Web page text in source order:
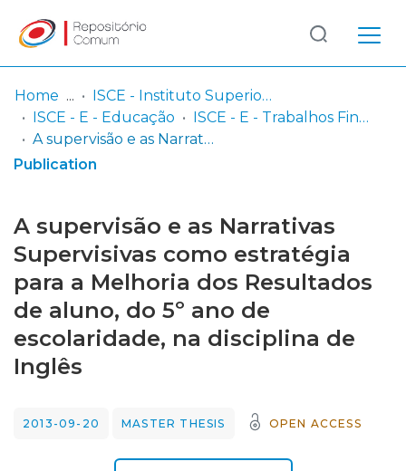
Communities
& Collections
Statistics
Log
In
(current)
Home
ISCE - Instituto Superior de Ciências Educativas
ISCE - E - Educação
ISCE - E - Trabalhos Finais de Mestrado
A supervisão e as Narrativas Supervisivas como estratégia para a Melhoria dos Resultados de aluno, do 5º ano de escolaridade, na disciplina de Inglês
Publication
A supervisão e as Narrativas
Supervisivas como estratégia
para a Melhoria dos Resultados
de aluno, do 5º ano de
escolaridade, na disciplina de
Inglês
2013-09-20 MASTER THESIS OPEN ACCESS